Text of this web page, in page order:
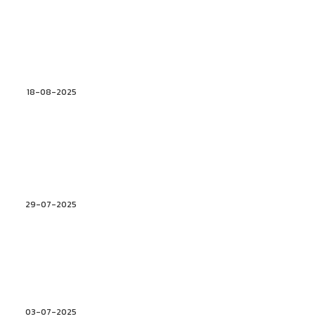
18-08-2025
29-07-2025
03-07-2025